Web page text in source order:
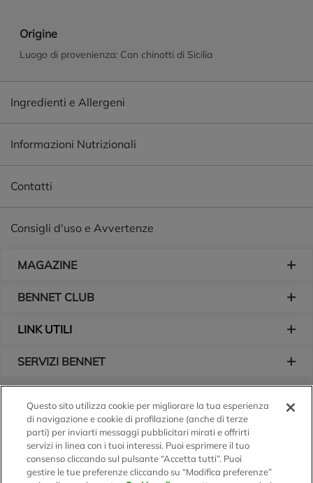
Origine
Luogo di provenienza: Con chinotti di Sicilia
Ingredienti e Allergeni
Informazioni Nutrizionali
Contatti
Consigli d'uso e Avvertenze
MAGAZINE
BENNET CLUB
LINK UTILI
SERVIZI BENNET
Logo Bennet
Seguici sui nostri canali
Questo sito utilizza cookie per migliorare la tua esperienza
di navigazione e cookie di profilazione (anche di terze
parti) per inviarti messaggi pubblicitari mirati e offrirti
servizi in linea con i tuoi interessi. Puoi esprimere il tuo
consenso cliccando sul pulsante “Accetta tutti”. Puoi
gestire le tue preferenze cliccando su “Modifica preferenze”